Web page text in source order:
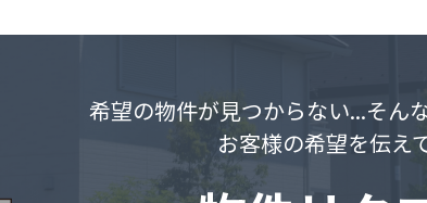
希望の物件が見つからない...そん
お客様の希望を伝え